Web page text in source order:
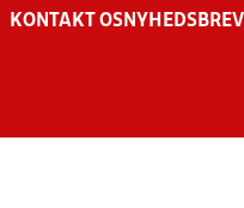
KONTAKT OS NYHEDSBREV